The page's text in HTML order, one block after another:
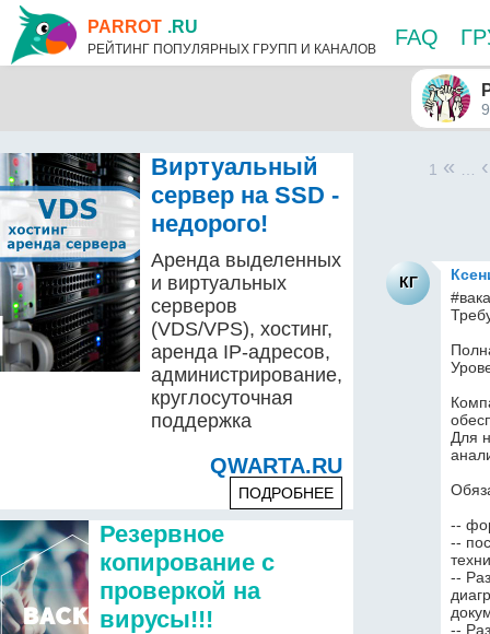
PARROT .RU
РЕЙТИНГ ПОПУЛЯРНЫХ ГРУПП И КАНАЛОВ FAQ
Виртуальный
сервер на SSD -
недорого!
Аренда выделенных
и виртуальных
серверов
(VDS/VPS), хостинг,
аренда IP-адресов,
администрирование,
круглосуточная
поддержка
QWARTA.RU
ПОДРОБНЕЕ
Резервное
копирование с
проверкой на
вирусы!!!
1 « ‹
КГ
Для
--
--
--
--